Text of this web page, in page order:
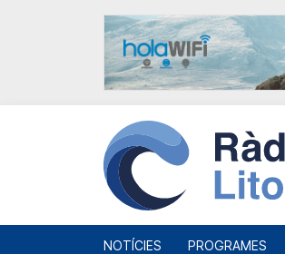
NOTÍCIES PROGRAMES